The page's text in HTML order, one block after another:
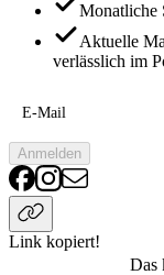
Monatliche
Aktuelle
verlässlich im
E-Mail
Anmelden
Link kopiert!
Das